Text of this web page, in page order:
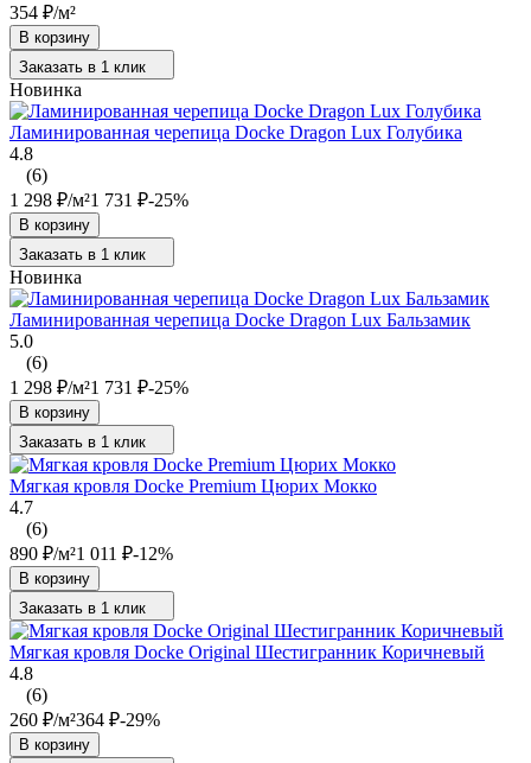
354 ₽/м²
В корзину
Заказать в 1 клик
Новинка
Ламинированная черепица Docke Dragon Lux Голубика
4.8
(6)
1 298 ₽/м²1 731 ₽-25%
В корзину
Заказать в 1 клик
Новинка
Ламинированная черепица Docke Dragon Lux Бальзамик
5.0
(6)
1 298 ₽/м²1 731 ₽-25%
В корзину
Заказать в 1 клик
Мягкая кровля Docke Premium Цюрих Мокко
4.7
(6)
890 ₽/м²1 011 ₽-12%
В корзину
Заказать в 1 клик
Мягкая кровля Docke Original Шестигранник Коричневый
4.8
(6)
260 ₽/м²364 ₽-29%
В корзину